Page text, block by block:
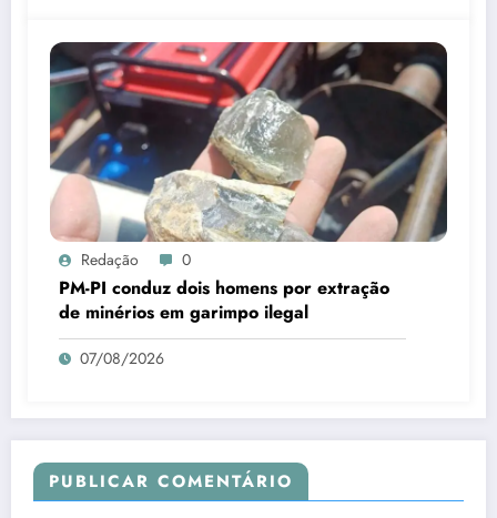
Redação 0
PM-PI conduz dois homens por extração
de minérios em garimpo ilegal
07/08/2026
PUBLICAR COMENTÁRIO